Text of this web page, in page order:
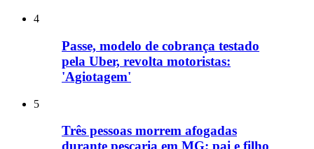
4
Passe, modelo de cobrança testado
pela Uber, revolta motoristas:
'Agiotagem'
5
Três pessoas morrem afogadas
durante pescaria em MG; pai e filho